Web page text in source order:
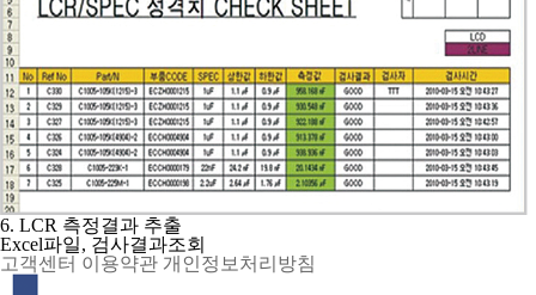
6. LCR 측정결과 추출
Excel파일, 검사결과조회
고객센터 이용약관 개인정보처리방침